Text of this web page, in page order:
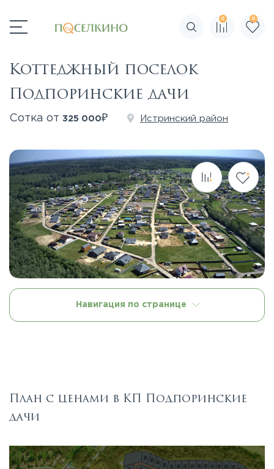
Поиск по сайту
0 0
Коттеджный поселок
Подпоринские дачи
Сотка от 325 000₽ Истринский район
Навигация по странице
План с ценами в КП Подпоринские
дачи